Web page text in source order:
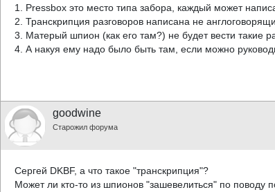
1. Pressbox это место типа забора, каждый может
2. Транскрипция разговоров написана не
3. Матерый шпион (как его там?) не будет вести такие
4. А накуя ему надо было быть там, если можно
goodwine
Старожил форума
Сергей DKBF, а что такое "транскрипция"?
Может ли кто-то из шпионов "зашевелиться" по поводу